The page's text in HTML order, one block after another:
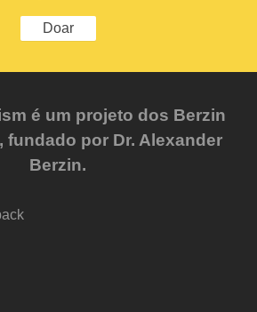
Doar
é um projeto dos Berzin
fundado por Dr. Alexander
Berzin.